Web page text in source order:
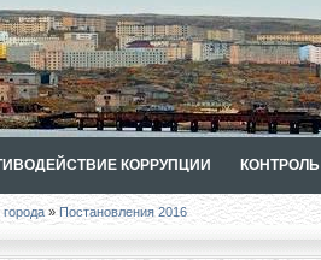
КОРРУПЦИИ КОНТРОЛЬ
» Постановления 2016